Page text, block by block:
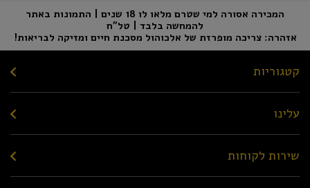
המכירה אסורה למי שטרם מלאו לו 18 שנים | התמונות באתר
להמחשה בלבד | טל"ח
אזהרה: צריכה מופרזת של אלכוהול מסכנת חיים ומזיקה לבריאות!
קטגוריות
עלינו
שירות לקוחות